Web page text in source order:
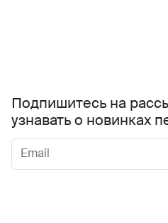
Подпишитесь на
узнавать о новинках